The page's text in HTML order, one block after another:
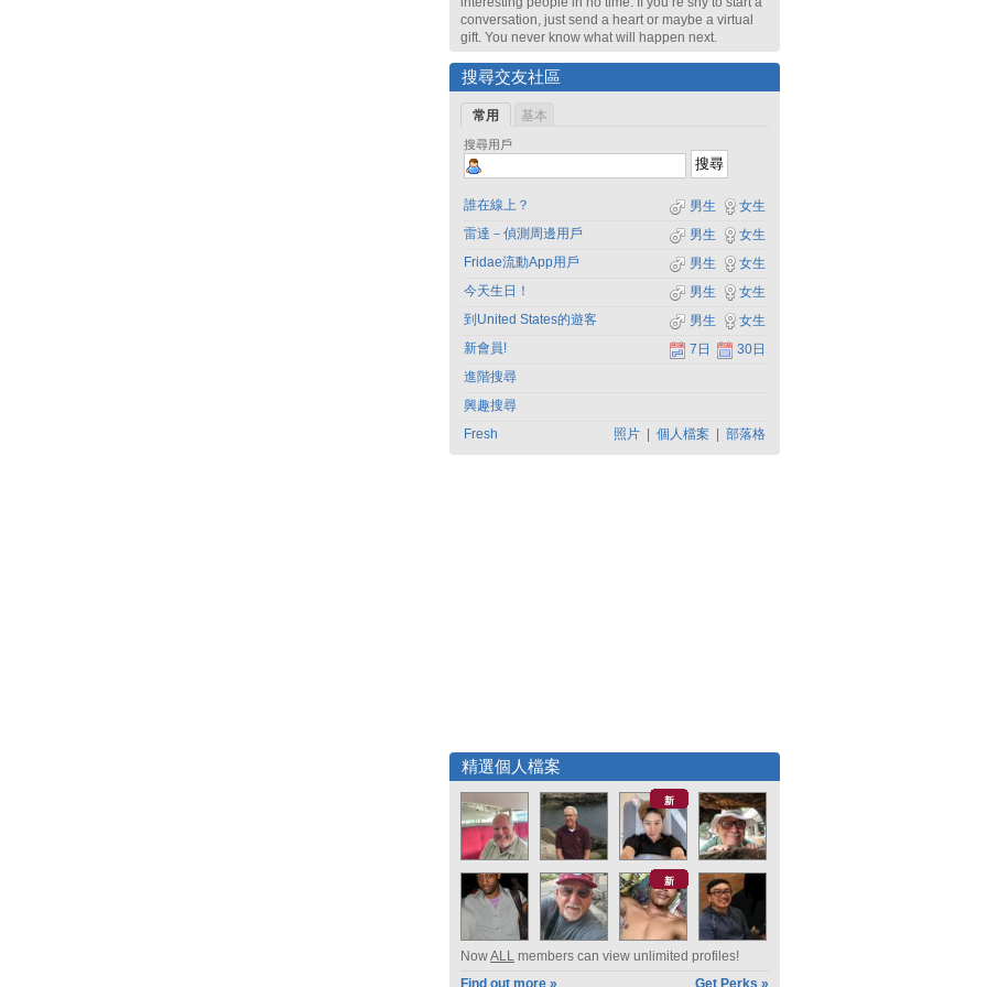
conversation, just send a heart or maybe a virtual
gift. You never know what will happen next.
搜尋交友社區
常用 基本
搜尋用戶
誰在線上？ 女生
男生
雷達－偵測周邊用戶
女生
男生
Fridae流動App用戶
女生
男生
今天生日！
女生
男生
到United States的遊客
女生
男生
新會員!
30日
7日
進階搜尋
興趣搜尋
Fresh
照片 個人檔案 部落格
精選個人檔案
新
新
NowALL members can view unlimited profiles!
Find out more »
Get Perks »